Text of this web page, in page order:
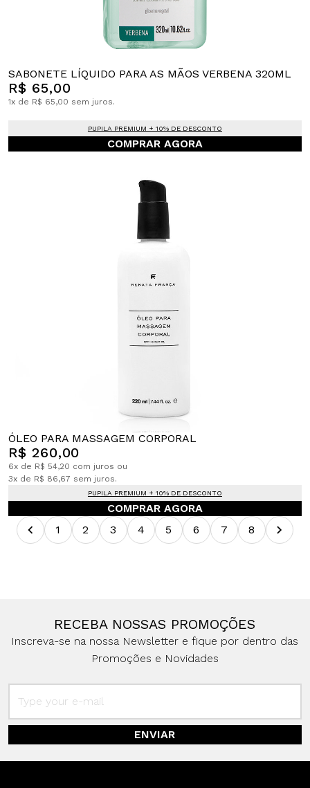
SABONETE LÍQUIDO PARA AS MÃOS VERBENA 320ML
R$ 65,00
1x de R$ 65,00 sem juros.
PUPILA PREMIUM + 10% DE DESCONTO
COMPRAR AGORA
ÓLEO PARA MASSAGEM CORPORAL
R$ 260,00
6x de R$ 54,20 com juros ou
3x de R$ 86,67 sem juros.
PUPILA PREMIUM + 10% DE DESCONTO
COMPRAR AGORA
1
2 3 4 5 6 7 8
RECEBA NOSSAS PROMOÇÕES
Inscreva-se na nossa Newsletter e fique por dentro das
Promoções e Novidades
ENVIAR